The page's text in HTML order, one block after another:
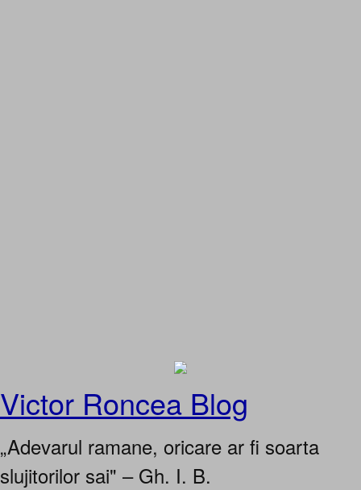
Victor Roncea Blog
„Adevarul ramane, oricare ar fi soarta
slujitorilor sai" – Gh. I. B.